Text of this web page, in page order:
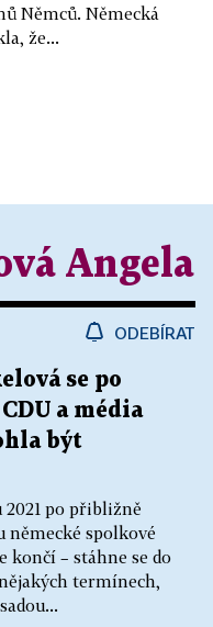
Němců. Německá
že...
Angela
ODEBÍRAT
se po
a média
být
po přibližně
německé spolkové
končí – stáhne se do
termínech,